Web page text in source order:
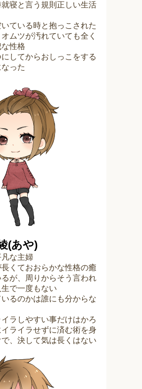
寝と言う規則正しい生活
ている時と抱っこされた
ムツが汚れていても全く
性格
してからおしっこをする
った
(あや)
な主婦
くておおらかな性格の癒
が、周りからそう言われ
で一度もない
るのかは誰にも分からな
ラしやすい事だけはかろ
ライラせずに済む術を身
、決して気は長くはない